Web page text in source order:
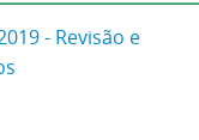
- Revisão e